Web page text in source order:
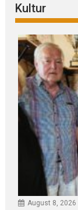
Kultur
August 8, 2026